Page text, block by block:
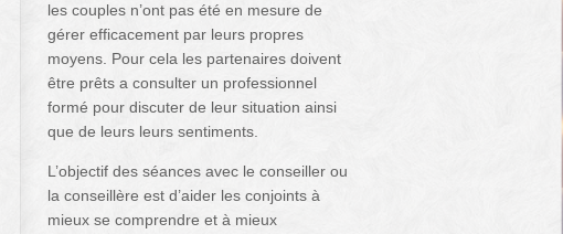
les couples n’ont pas été en mesure de
gérer efficacement par leurs propres
moyens. Pour cela les partenaires doivent
être prêts a consulter un professionnel
formé pour discuter de leur situation ainsi
que de leurs leurs sentiments.
L’objectif des séances avec le conseiller ou
la conseillère est d’aider les conjoints à
mieux se comprendre et à mieux